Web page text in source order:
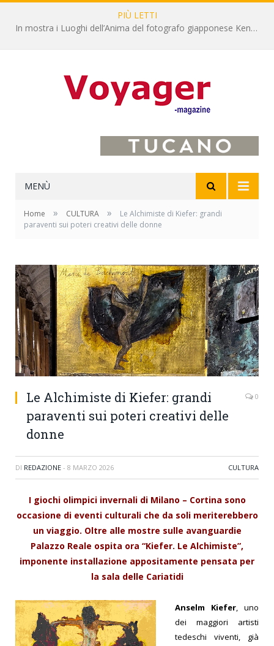
PIÙ LETTI
L’Oltrepò pavese si valorizza attraverso 15 percorsi enoturistici
MENÙ
Home » CULTURA »
Le Alchimiste di Kiefer: grandi
paraventi sui poteri creativi delle donne
Le Alchimiste di Kiefer: grandi
paraventi sui poteri creativi delle
donne
0
DI REDAZIONE - 8 MARZO 2026 CULTURA
I giochi olimpici invernali di Milano – Cortina sono
occasione di eventi culturali che da soli meriterebbero
un viaggio. Oltre alle mostre sulle avanguardie
Palazzo Reale ospita ora “Kiefer. Le Alchimiste”,
imponente installazione appositamente pensata per
la sala delle Cariatidi
Anselm Kiefer, uno
dei maggiori artisti
tedeschi viventi, già